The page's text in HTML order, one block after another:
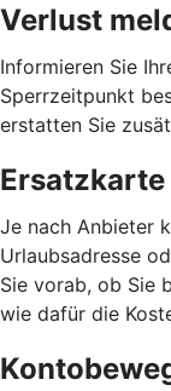
Verlust
Informieren Sie
Sperrzeitpunkt
erstatten Sie
Je nach Anbieter
Urlaubsadresse
Sie vorab, ob Sie
wie dafür die